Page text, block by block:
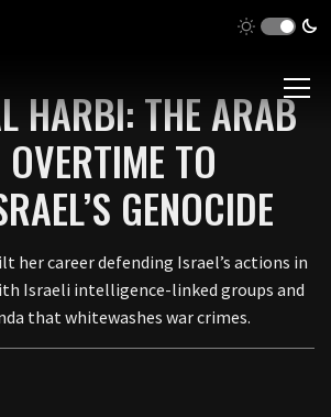
HARBI: THE ARAB
TO
GENOCIDE
her career defending Israel’s actions in
Israeli intelligence-linked groups and
that whitewashes war crimes.